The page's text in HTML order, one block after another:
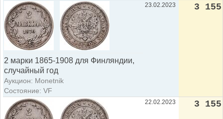
2 марки 1865-1908 для Финляндии,
случайный год
Аукцион: Monetnik
Состояние: VF
23.02.2023 3 155
22.02.2023 3 155